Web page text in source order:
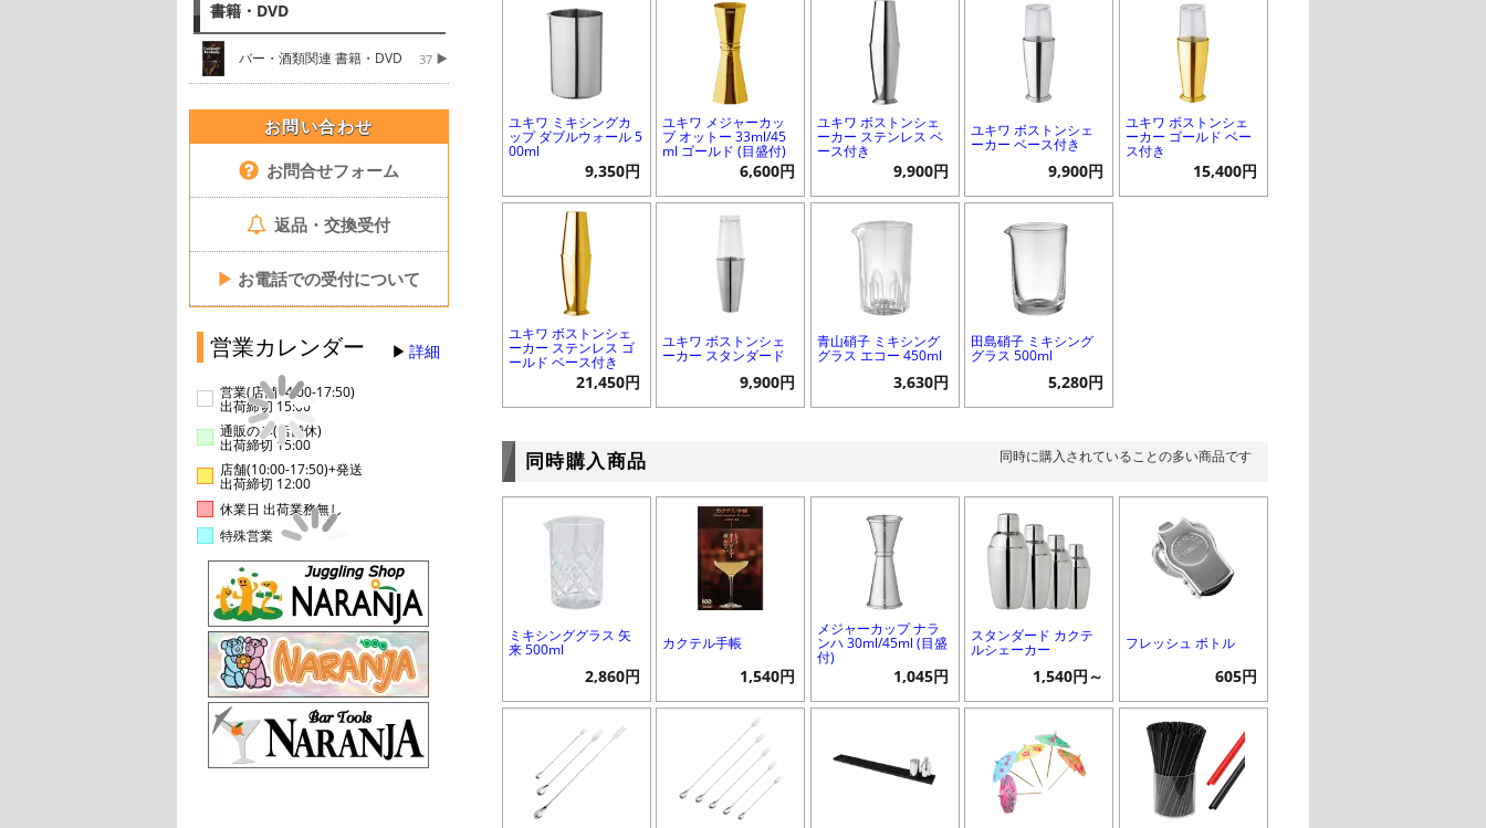
書籍・DVD
バー・酒類関連 書籍・DVD 37
お問い合わせ
お問合せフォーム
返品・交換受付
▶ お電話での受付について
営業カレンダー 詳細
営業(店舗14:00-17:50)
出荷締切 15:00
通販のみ(店舗休)
出荷締切 15:00
店舗(10:00-17:50)+発送
出荷締切 12:00
休業日 出荷業務無し
特殊営業
ユキワ ミキシングカ
ップ ダブルウォール 5
00ml
9,350円
ユキワ メジャーカッ
プ オットー 33ml/45
ml ゴールド (目盛付)
6,600円
ユキワ ボストンシェ
ーカー ステンレス ベ
ース付き
9,900円
ユキワ ボストンシェ
ーカー ベース付き
9,900円
ユキワ ボストンシェ
ーカー ゴールド ベー
ス付き
15,400円
ユキワ ボストンシェ
ーカー ステンレス ゴ
ールド ベース付き
21,450円
ユキワ ボストンシェ
ーカー スタンダード
9,900円
青山硝子 ミキシング
グラス エコー 450ml
3,630円
田島硝子 ミキシング
グラス 500ml
5,280円
同時購入商品 同時に購入されていることの多い商品です
ミキシンググラス 矢
来 500ml
2,860円
カクテル手帳
1,540円
メジャーカップ ナラ
ンハ 30ml/45ml (目盛
付)
1,045円
スタンダード カクテ
ルシェーカー
1,540円～
フレッシュ ボトル
605円